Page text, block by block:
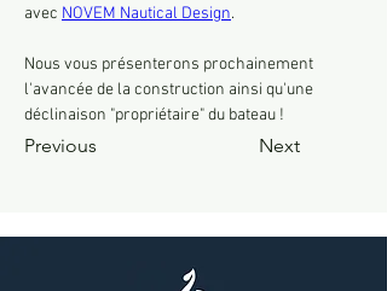
Previous Next
avec NOVEM Nautical Design.
Nous vous présenterons prochainement
l'avancée de la construction ainsi qu'une
déclinaison "propriétaire" du bateau !